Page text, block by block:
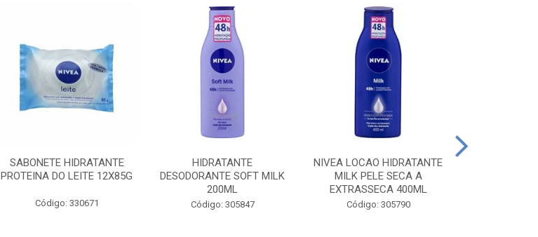
SABONETE HIDRATANTE
PROTEINA DO LEITE 12X85G
Código: 330671
HIDRATANTE
DESODORANTE SOFT MILK
200ML
Código: 305847
NIVEA LOCAO HIDRATANTE
MILK PELE SECA A
EXTRASSECA 400ML
Código: 305790